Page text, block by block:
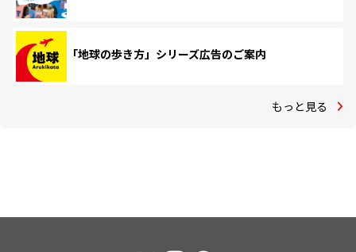
「地球の歩き方」シリーズ広告のご案内
もっと見る